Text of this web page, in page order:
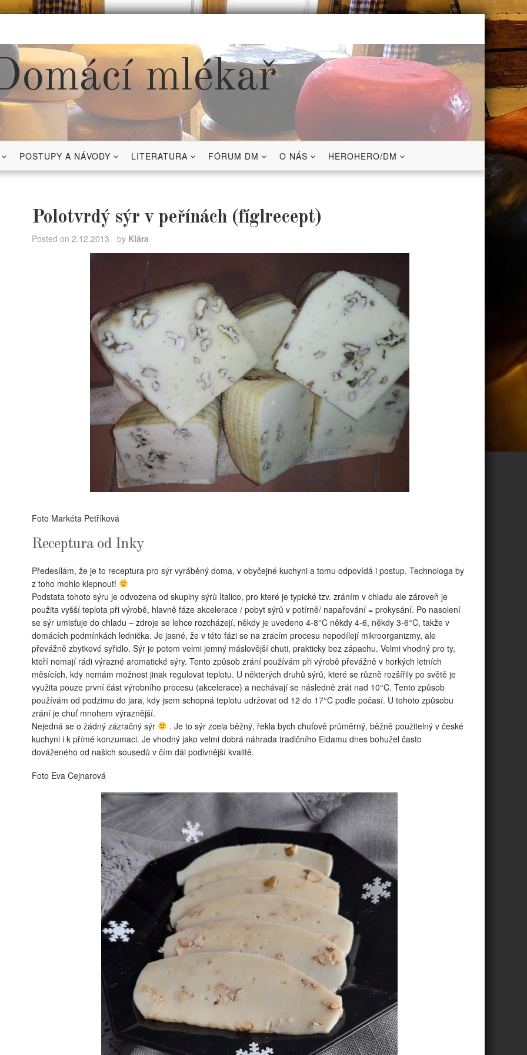
mlékař
POSTUPY A NÁVODY LITERATURA FÓRUM DM O NÁS HEROHERO/DM
Polotvrdý sýr v peřínách (fíglrecept)
Posted on 2.12.2013 by Klára
Foto Markéta Petříková
Receptura od Inky
Předesílám, že je to receptura pro sýr vyráběný doma, v obyčejné kuchyni a tomu odpovídá i postup. Technologa by
z toho mohlo klepnout!
Podstata tohoto sýru je odvozena od skupiny sýrů Italico, pro které je typické tzv. zráním v chladu ale zároveň je
použita vyšší teplota při výrobě, hlavně fáze akcelerace / pobyt sýrů v potírně/ napařování = prokysání. Po nasolení
se sýr umisťuje do chladu – zdroje se lehce rozcházejí, někdy je uvedeno 4-8°C někdy 4-6, někdy 3-6°C, takže v
domácích podmínkách lednička. Je jasné, že v této fázi se na zracím procesu nepodílejí mikroorganizmy, ale
převážně zbytkové syřidlo. Sýr je potom velmi jemný máslovější chuti, prakticky bez zápachu. Velmi vhodný pro ty,
kteří nemají rádi výrazné aromatické sýry. Tento způsob zrání používám při výrobě převážně v horkých letních
měsících, kdy nemám možnost jinak regulovat teplotu. U některých druhů sýrů, které se různě rozšířily po světě je
využita pouze první část výrobního procesu (akcelerace) a nechávají se následně zrát nad 10°C. Tento způsob
používám od podzimu do jara, kdy jsem schopná teplotu udržovat od 12 do 17°C podle počasí. U tohoto způsobu
zrání je chuť mnohem výraznější.
Nejedná se o žádný zázračný sýr
. Je to sýr zcela běžný, řekla bych chuťově průměrný, běžně použitelný v české
kuchyni i k přímé konzumaci. Je vhodný jako velmi dobrá náhrada tradičního Eidamu dnes bohužel často
dováženého od našich sousedů v čím dál podivnější kvalitě.
Foto Eva Cejnarová